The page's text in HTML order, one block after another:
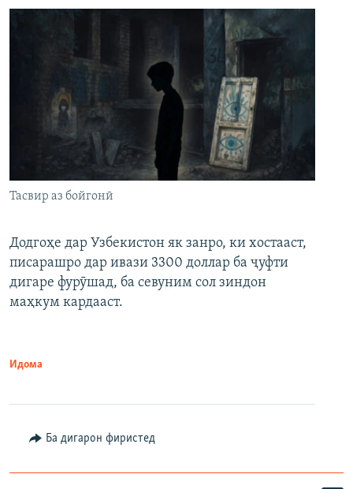
Тасвир аз бойгонӣ
Додгоҳе дар Узбекистон як занро, ки хостааст,
писарашро дар ивази 3300 доллар ба ҷуфти
дигаре фурӯшад, ба севуним сол зиндон
маҳкум кардааст.
Идома
Ба дигарон фиристед